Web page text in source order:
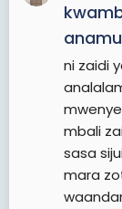
ni zaidi
mbali
sasa
mara